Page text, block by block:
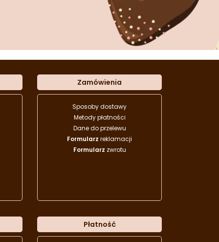
Zamówienia
Sposoby dostawy
Metody płatności
Dane do przelewu
Formularz reklamacji
Formularz zwrotu
Płatność